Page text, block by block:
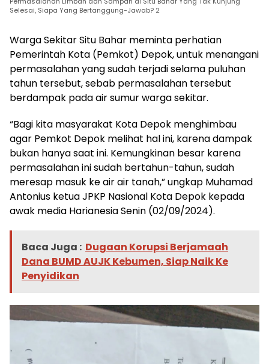
Selesai, Siapa Yang Bertanggung-Jawab? 2
Warga Sekitar Situ Bahar meminta perhatian
Pemerintah Kota (Pemkot) Depok, untuk menangani
permasalahan yang sudah terjadi selama puluhan
tahun tersebut, sebab permasalahan tersebut
berdampak pada air sumur warga sekitar.
“Bagi kita masyarakat Kota Depok menghimbau
agar Pemkot Depok melihat hal ini, karena dampak
bukan hanya saat ini. Kemungkinan besar karena
permasalahan ini sudah bertahun-tahun, sudah
meresap masuk ke air air tanah,” ungkap Muhamad
Antonius ketua JPKP Nasional Kota Depok kepada
awak media Harianesia Senin (02/09/2024).
Baca Juga : Dugaan Korupsi Berjamaah
Dana BUMD AUJK Kebumen, Siap Naik Ke
Penyidikan